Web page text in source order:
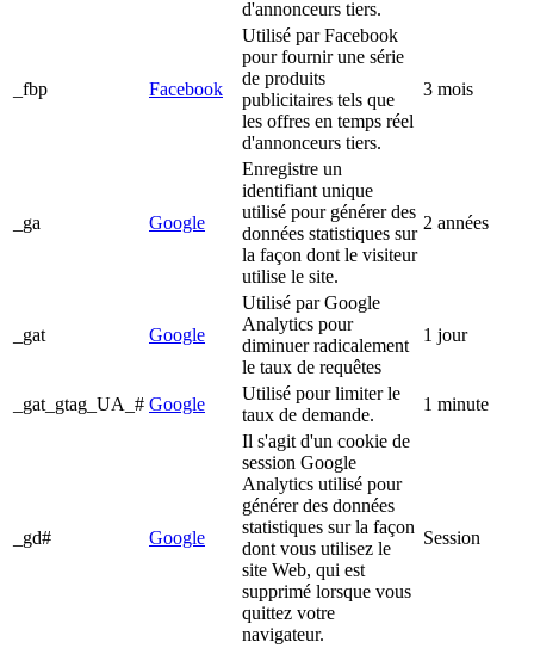
d'annonceurs tiers.
_fbp Facebook
Utilisé par Facebook
pour fournir une série
de produits
publicitaires tels que
les offres en temps réel
d'annonceurs tiers.
3 mois
_ga Google
Enregistre un
identifiant unique
utilisé pour générer des
données statistiques sur
la façon dont le visiteur
utilise le site.
2 années
_gat Google
Utilisé par Google
Analytics pour
diminuer radicalement
le taux de requêtes
1 jour
_gat_gtag_UA_# Google
Utilisé pour limiter le
taux de demande.
1 minute
_gd# Google
Il s'agit d'un cookie de
session Google
Analytics utilisé pour
générer des données
statistiques sur la façon
dont vous utilisez le
site Web, qui est
supprimé lorsque vous
quittez votre
navigateur.
Session